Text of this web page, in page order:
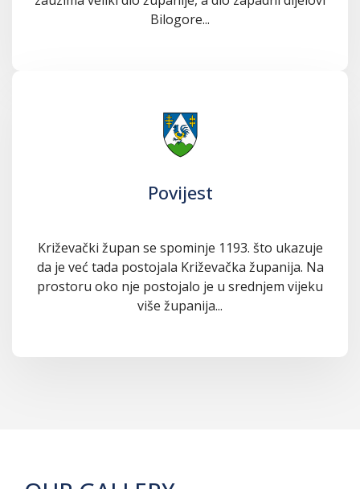
Bilogore...
Povijest
Križevački župan se spominje 1193. što ukazuje
da je već tada postojala Križevačka županija. Na
prostoru oko nje postojalo je u srednjem vijeku
više županija...